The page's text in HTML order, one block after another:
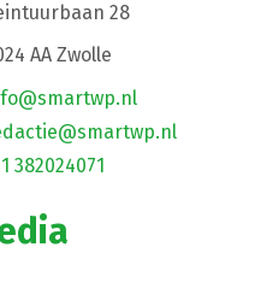
28
AA Zwolle
382024071